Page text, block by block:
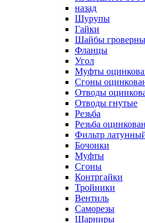
назад
Шурупы
Гайки
Шайбы
Фланцы
Угол
Муфты
Сгоны
Отводы
Отводы гнутые
Резьба
Резьба
Фильтр
Бочонки
Муфты
Сгоны
Контргайки
Тройники
Вентиль
Саморезы
Шарниры